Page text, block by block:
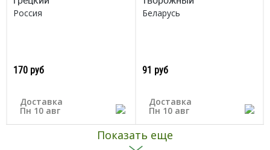
Россия
170 руб
Доставка
Пн 10 авг
Беларусь
91 руб
Доставка
Пн 10 авг
Показать еще